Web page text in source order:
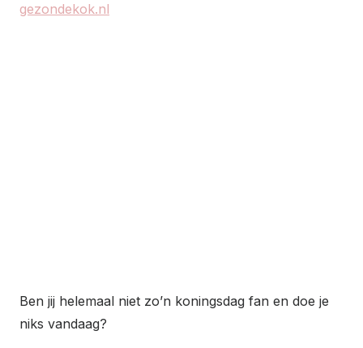
gezondekok.nl
Ben jij helemaal niet zo’n koningsdag fan en doe je
niks vandaag?